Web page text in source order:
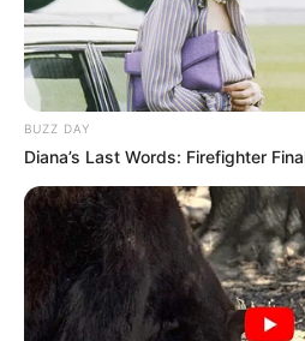
BUZZ DAY
Diana’s Last Words: Firefighter